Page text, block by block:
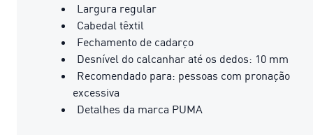
Largura regular
Cabedal têxtil
Fechamento de cadarço
Desnível do calcanhar até os dedos: 10 mm
Recomendado para: pessoas com pronação
excessiva
Detalhes da marca PUMA